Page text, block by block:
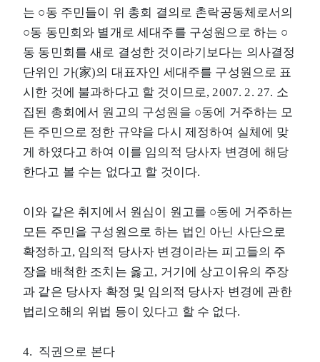
는 ○동 주민들이 위 총회 결의로 촌락공동체로서의
○동 동민회와 별개로 세대주를 구성원으로 하는 ○
동 동민회를 새로 결성한 것이라기보다는 의사결정
단위인 가(家)의 대표자인 세대주를 구성원으로 표
시한 것에 불과하다고 할 것이므로, 2007. 2. 27. 소
집된 총회에서 원고의 구성원을 ○동에 거주하는 모
든 주민으로 정한 규약을 다시 제정하여 실체에 맞
게 하였다고 하여 이를 임의적 당사자 변경에 해당
한다고 볼 수는 없다고 할 것이다.
이와 같은 취지에서 원심이 원고를 ○동에 거주하는
모든 주민을 구성원으로 하는 법인 아닌 사단으로
확정하고, 임의적 당사자 변경이라는 피고들의 주
장을 배척한 조치는 옳고, 거기에 상고이유의 주장
과 같은 당사자 확정 및 임의적 당사자 변경에 관한
법리오해의 위법 등이 있다고 할 수 없다.
4. 직권으로 본다